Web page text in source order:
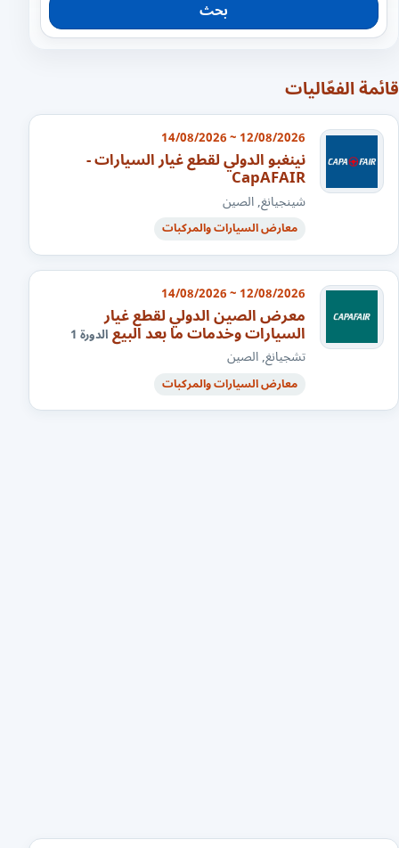
بحث
قائمة الفعّاليات
12/08/2026 ~ 14/08/2026
نينغبو الدولي لقطع غيار السيارات -
CapAFAIR
شينجيانغ, الصين
معارض السيارات والمركبات
12/08/2026 ~ 14/08/2026
معرض الصين الدولي لقطع غيار
السيارات وخدمات ما بعد البيعالدورة 1
تشجيانغ, الصين
معارض السيارات والمركبات